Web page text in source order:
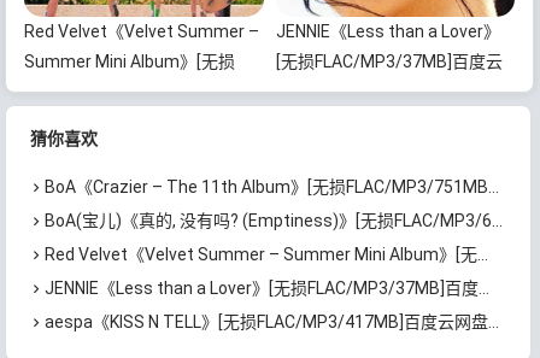
Red Velvet《Velvet Summer –
Summer Mini Album》[无损
FLAC/MP3/372MB]百度云网盘
JENNIE《Less than a Lover》
[无损FLAC/MP3/37MB]百度云
网盘下载
猜你喜欢
BoA《Crazier – The 11th Album》[无损FLAC/MP3/751MB]百度云网盘下载
BoA(宝儿)《真的, 没有吗? (Emptiness)》[无损FLAC/MP3/66MB]百度云网盘下载
Red Velvet《Velvet Summer – Summer Mini Album》[无损FLAC/MP3/372MB]百度云网盘下载
JENNIE《Less than a Lover》[无损FLAC/MP3/37MB]百度云网盘下载
aespa《KISS N TELL》[无损FLAC/MP3/417MB]百度云网盘下载